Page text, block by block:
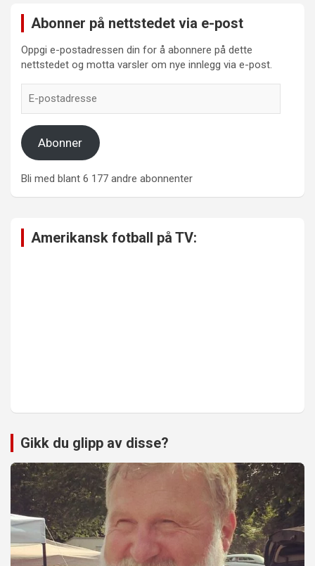
Abonner på nettstedet via e-post
Oppgi e-postadressen din for å abonnere på dette
nettstedet og motta varsler om nye innlegg via e-post.
postadresse
Abonner
Bli med blant 6 177 andre abonnenter
Amerikansk fotball på TV:
Gikk du glipp av disse?